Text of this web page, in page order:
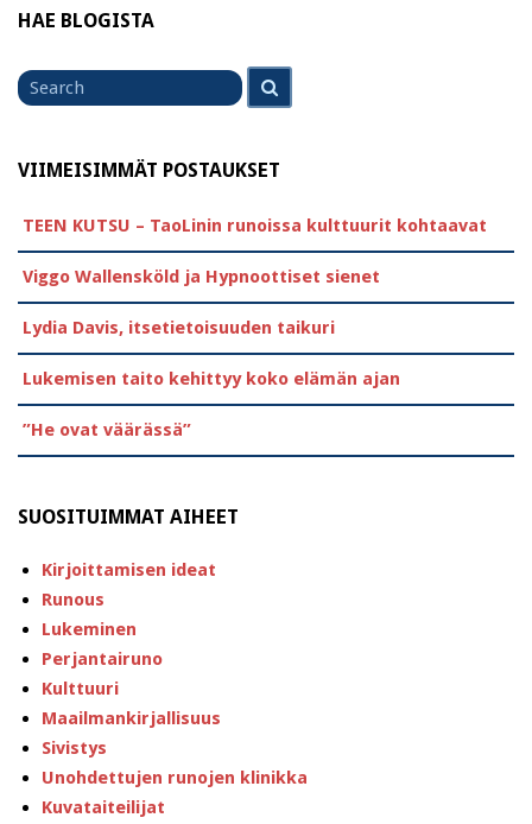
HAE BLOGISTA
Search
for
VIIMEISIMMÄT POSTAUKSET
TEEN KUTSU – TaoLinin runoissa kulttuurit kohtaavat
Viggo Wallensköld ja Hypnoottiset sienet
Lydia Davis, itsetietoisuuden taikuri
Lukemisen taito kehittyy koko elämän ajan
”He ovat väärässä”
SUOSITUIMMAT AIHEET
Kirjoittamisen ideat
Runous
Lukeminen
Perjantairuno
Kulttuuri
Maailmankirjallisuus
Sivistys
Unohdettujen runojen klinikka
Kuvataiteilijat